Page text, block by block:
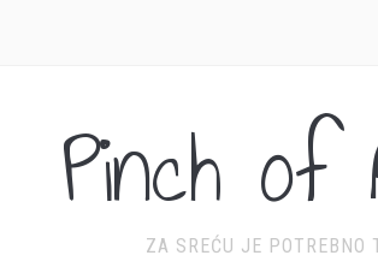
Pinch of
ZA SREĆU JE POTREBNO